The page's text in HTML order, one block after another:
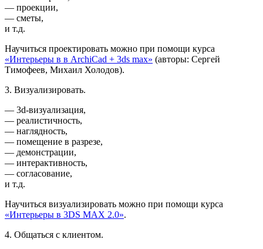
— проекции,
— сметы,
и т.д.
Научиться проектировать можно при помощи курса
«Интерьеры в в ArchiCad + 3ds max» (авторы: Сергей
Тимофеев, Михаил Холодов).
3. Визуализировать.
— 3d-визуализация,
— реалистичность,
— наглядность,
— помещение в разрезе,
— демонстрации,
— интерактивность,
— согласование,
и т.д.
Научиться визуализировать можно при помощи курса
«Интерьеры в 3DS MAX 2.0».
4. Общаться с клиентом.